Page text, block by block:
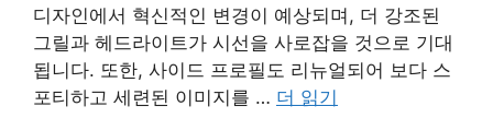
디자인에서 혁신적인 변경이 예상되며, 더 강조된
그릴과 헤드라이트가 시선을 사로잡을 것으로 기대
됩니다. 또한, 사이드 프로필도 리뉴얼되어 보다 스
포티하고 세련된 이미지를 … 더 읽기